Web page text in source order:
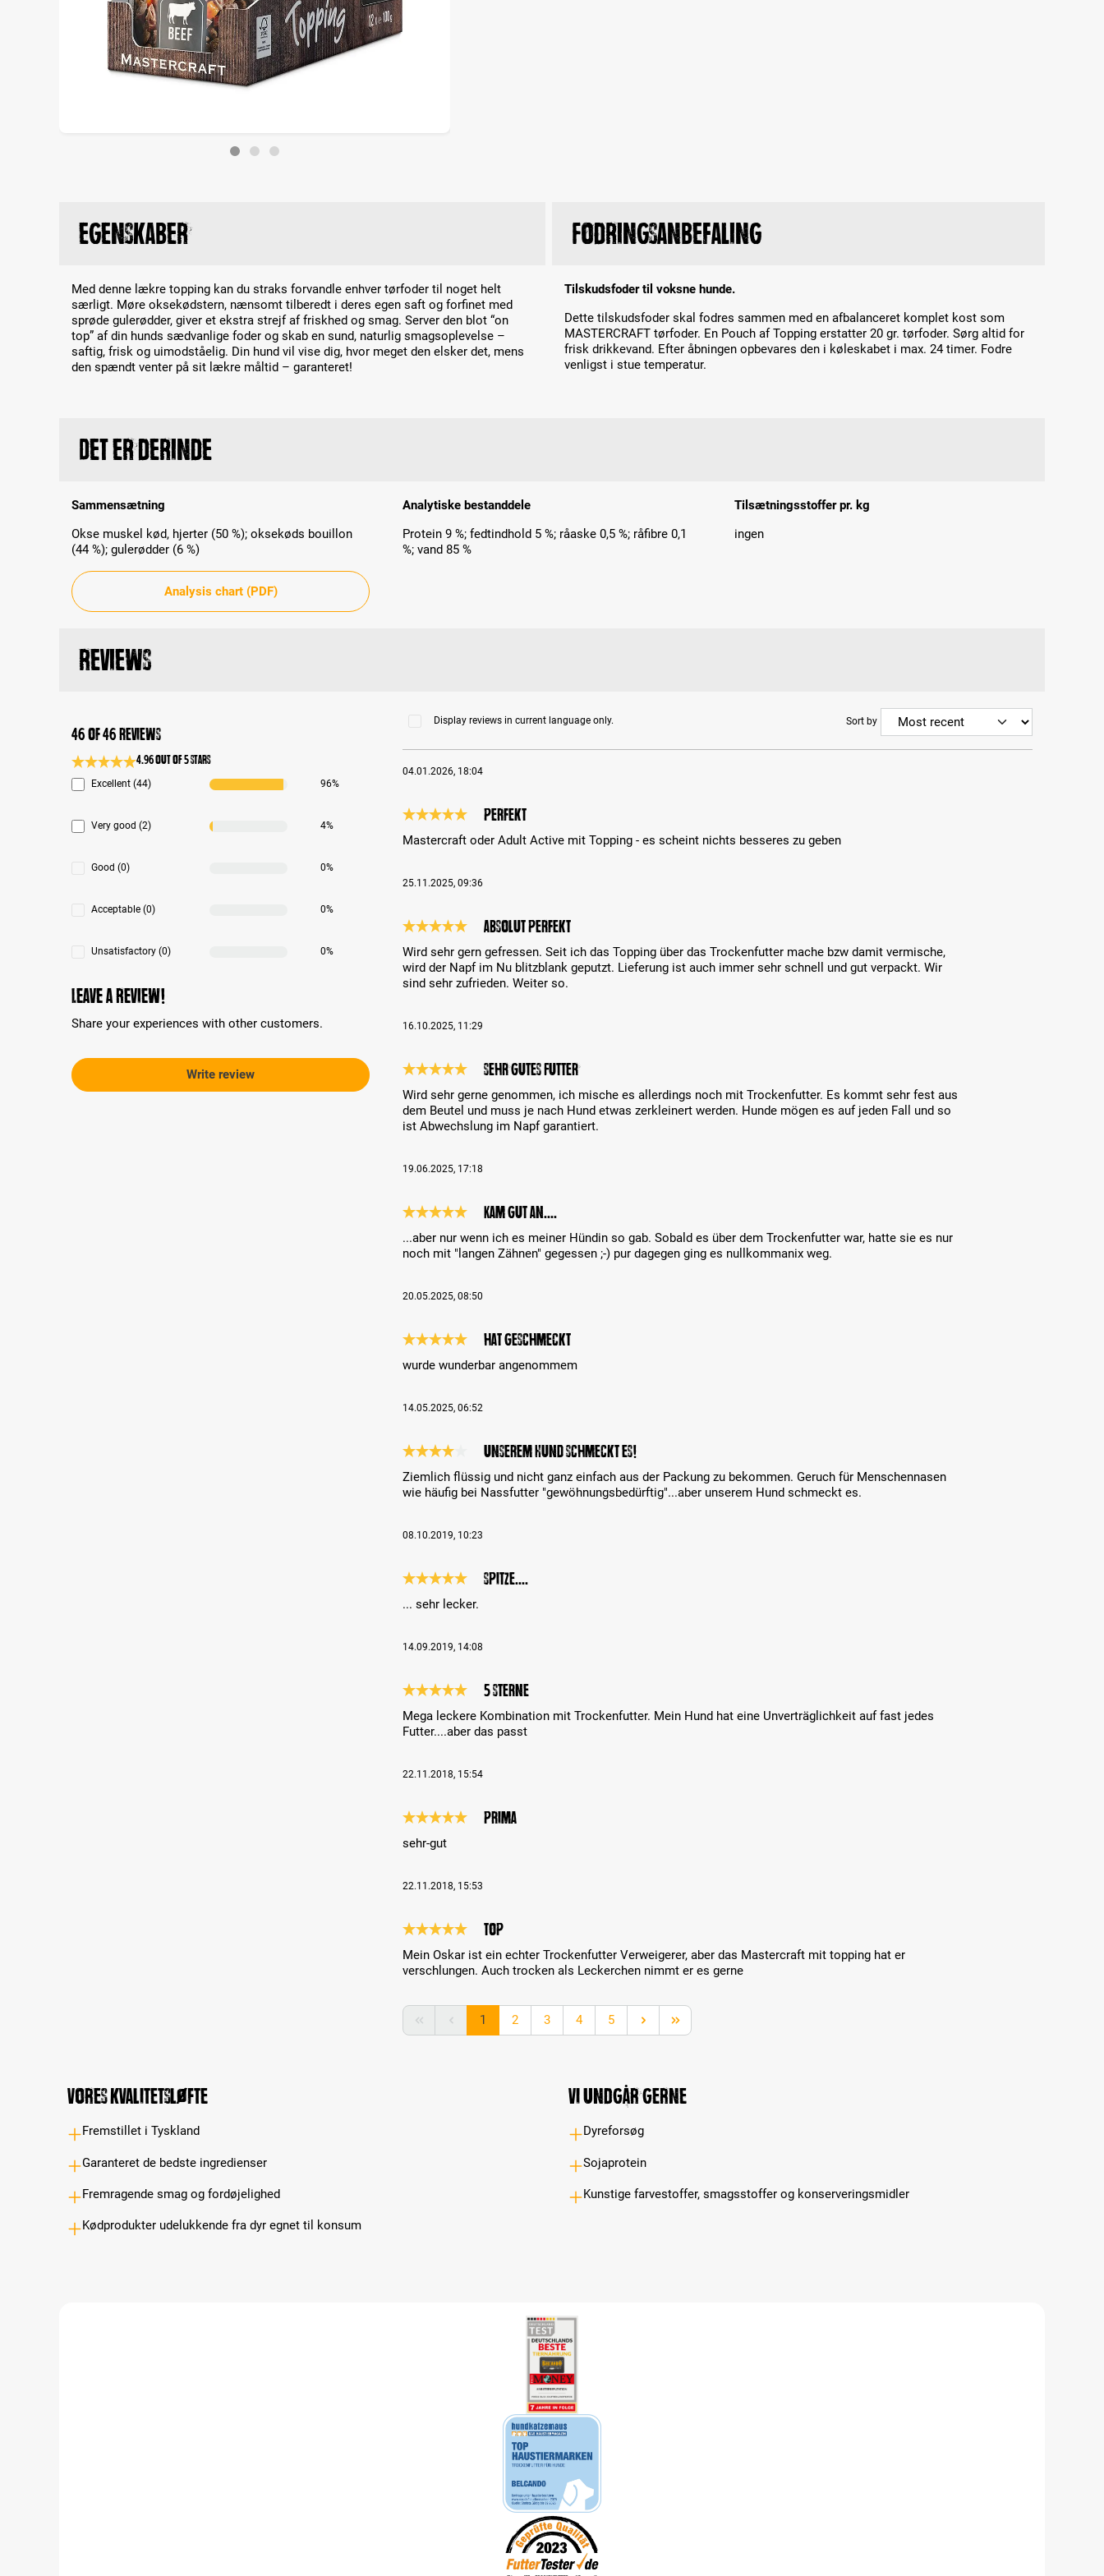
Egenskaber
Med denne lækre topping kan du straks forvandle enhver tørfoder til noget helt
særligt. Møre oksekødstern, nænsomt tilberedt i deres egen saft og forfinet med
sprøde gulerødder, giver et ekstra strejf af friskhed og smag. Server den blot “on
top” af din hunds sædvanlige foder og skab en sund, naturlig smagsoplevelse –
saftig, frisk og uimodståelig. Din hund vil vise dig, hvor meget den elsker det, mens
den spændt venter på sit lækre måltid – garanteret!
Fodringsanbefaling
Tilskudsfoder til voksne hunde.
Dette tilskudsfoder skal fodres sammen med en afbalanceret komplet kost som
MASTERCRAFT tørfoder. En Pouch af Topping erstatter 20 gr. tørfoder. Sørg altid for
frisk drikkevand. Efter åbningen opbevares den i køleskabet i max. 24 timer. Fodre
venligst i stue temperatur.
Det er derinde
Sammensætning
Okse muskel kød, hjerter (50 %); oksekøds bouillon
(44 %); gulerødder (6 %)
Analytiske bestanddele
Protein 9 %; fedtindhold 5 %; råaske 0,5 %; råfibre 0,1
%; vand 85 %
Tilsætningsstoffer pr. kg
ingen
Analysis chart (PDF)
Reviews
46 of 46 reviews
Average rating 4.9 of 5 Stars
4.96 out of 5 stars
Excellent (44) 96%
Very good (2) 4%
Good (0) 0%
Acceptable (0) 0%
Unsatisfactory (0) 0%
Leave a review!
Share your experiences with other customers.
Write review
Display reviews in current language only. Sort by
04.01.2026, 18:04
perfekt
Mastercraft oder Adult Active mit Topping - es scheint nichts besseres zu geben
25.11.2025, 09:36
Absolut perfekt
Wird sehr gern gefressen. Seit ich das Topping über das Trockenfutter mache bzw damit vermische,
wird der Napf im Nu blitzblank geputzt. Lieferung ist auch immer sehr schnell und gut verpackt. Wir
sind sehr zufrieden. Weiter so.
16.10.2025, 11:29
Sehr gutes Futter
Wird sehr gerne genommen, ich mische es allerdings noch mit Trockenfutter. Es kommt sehr fest aus
dem Beutel und muss je nach Hund etwas zerkleinert werden. Hunde mögen es auf jeden Fall und so
ist Abwechslung im Napf garantiert.
19.06.2025, 17:18
Kam gut an....
...aber nur wenn ich es meiner Hündin so gab. Sobald es über dem Trockenfutter war, hatte sie es nur
noch mit "langen Zähnen" gegessen ;-) pur dagegen ging es nullkommanix weg.
20.05.2025, 08:50
hat geschmeckt
wurde wunderbar angenommem
14.05.2025, 06:52
Unserem Hund schmeckt es!
Ziemlich flüssig und nicht ganz einfach aus der Packung zu bekommen. Geruch für Menschennasen
wie häufig bei Nassfutter "gewöhnungsbedürftig"...aber unserem Hund schmeckt es.
08.10.2019, 10:23
Spitze....
... sehr lecker.
14.09.2019, 14:08
5 Sterne
Mega leckere Kombination mit Trockenfutter. Mein Hund hat eine Unverträglichkeit auf fast jedes
Futter....aber das passt
22.11.2018, 15:54
prima
sehr-gut
22.11.2018, 15:53
Top
Mein Oskar ist ein echter Trockenfutter Verweigerer, aber das Mastercraft mit topping hat er
verschlungen. Auch trocken als Leckerchen nimmt er es gerne
Page
1 Page
2 Page
3 Page
4 Page
5
Vores kvalitetsløfte
Fremstillet i Tyskland
Garanteret de bedste ingredienser
Fremragende smag og fordøjelighed
Kødprodukter udelukkende fra dyr egnet til konsum
Vi undgår gerne
Dyreforsøg
Sojaprotein
Kunstige farvestoffer, smagsstoffer og konserveringsmidler